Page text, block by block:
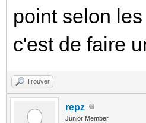
point selon
c'est de faire
Trouver
repz
Junior Member